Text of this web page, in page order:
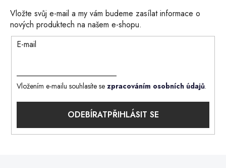
Vložte svůj e-mail a my vám budeme zasílat informace o
nových produktech na našem e-shopu.
E-mail
Vložením e-mailu souhlasíte se zpracováním osobních údajů.
PŘIHLÁSIT SE